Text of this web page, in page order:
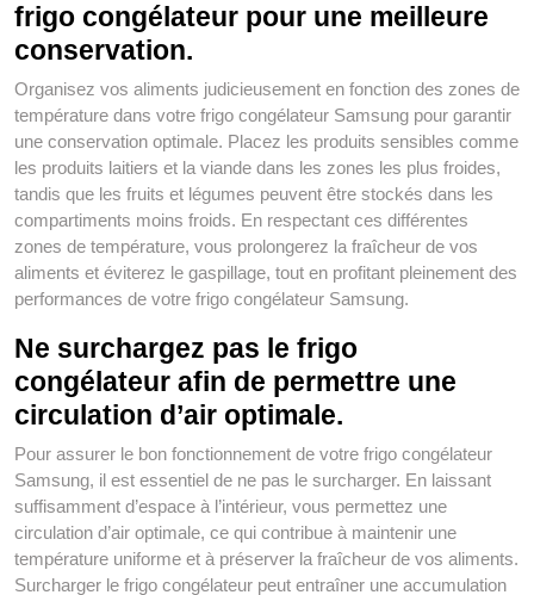
frigo congélateur pour une meilleure
conservation.
Organisez vos aliments judicieusement en fonction des zones de
température dans votre frigo congélateur Samsung pour garantir
une conservation optimale. Placez les produits sensibles comme
les produits laitiers et la viande dans les zones les plus froides,
tandis que les fruits et légumes peuvent être stockés dans les
compartiments moins froids. En respectant ces différentes
zones de température, vous prolongerez la fraîcheur de vos
aliments et éviterez le gaspillage, tout en profitant pleinement des
performances de votre frigo congélateur Samsung.
Ne surchargez pas le frigo
congélateur afin de permettre une
circulation d’air optimale.
Pour assurer le bon fonctionnement de votre frigo congélateur
Samsung, il est essentiel de ne pas le surcharger. En laissant
suffisamment d’espace à l’intérieur, vous permettez une
circulation d’air optimale, ce qui contribue à maintenir une
température uniforme et à préserver la fraîcheur de vos aliments.
Surcharger le frigo congélateur peut entraîner une accumulation